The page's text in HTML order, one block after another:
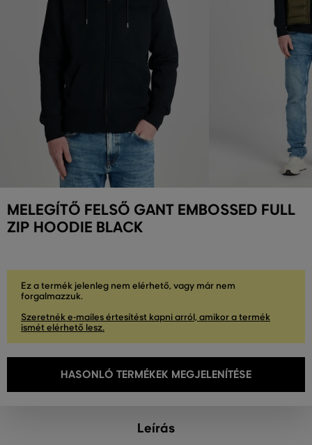
MELEGÍTŐ FELSŐ GANT EMBOSSED FULL
ZIP HOODIE BLACK
Ez a termék jelenleg nem elérhető, vagy már nem
forgalmazzuk.
Szeretnék e-mailes értesítést kapni arról, amikor a termék
ismét elérhető lesz.
HASONLÓ TERMÉKEK MEGJELENÍTÉSE
Leírás